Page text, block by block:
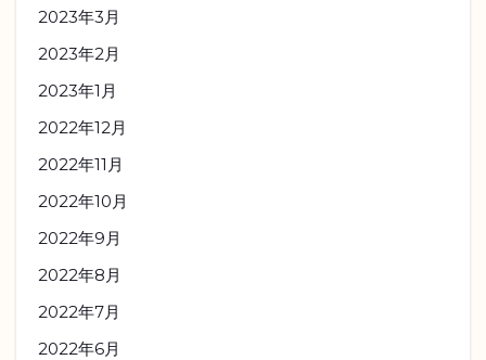
2023年3月
2023年2月
2023年1月
2022年12月
2022年11月
2022年10月
2022年9月
2022年8月
2022年7月
2022年6月